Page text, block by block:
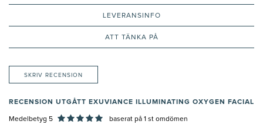
LEVERANSINFO
ATT TÄNKA PÅ
SKRIV RECENSION
RECENSION UTGÅTT EXUVIANCE ILLUMINATING OXYGEN FACIAL
Medelbetyg 5 baserat på 1 st omdömen